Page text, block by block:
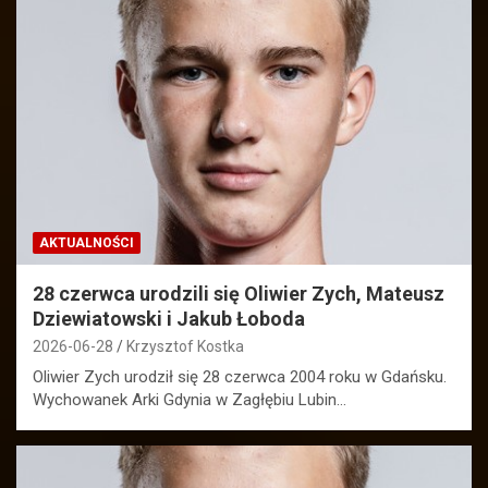
AKTUALNOŚCI
28 czerwca urodzili się Oliwier Zych, Mateusz
Dziewiatowski i Jakub Łoboda
2026-06-28 Krzysztof Kostka
Oliwier Zych urodził się 28 czerwca 2004 roku w Gdańsku.
Wychowanek Arki Gdynia w Zagłębiu Lubin…